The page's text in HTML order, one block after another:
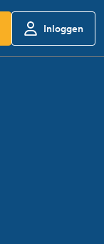
Inloggen